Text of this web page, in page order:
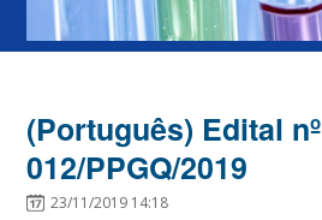
(Português) Edital nº
012/PPGQ/2019
23/11/2019 14:18